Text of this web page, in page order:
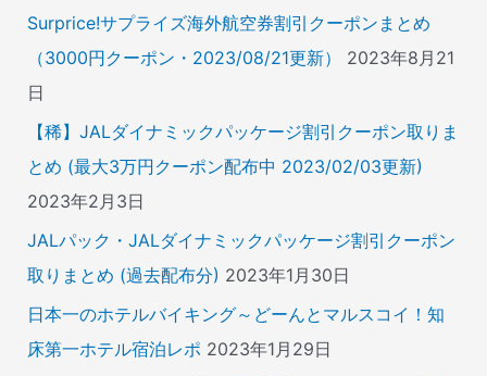
Surprice!サプライズ海外航空券割引クーポンまとめ
（3000円クーポン・2023/08/21更新）
2023年8月21
日
【稀】JALダイナミックパッケージ割引クーポン取りま
とめ (最大3万円クーポン配布中 2023/02/03更新)
2023年2月3日
JALパック・JALダイナミックパッケージ割引クーポン
取りまとめ (過去配布分) 2023年1月30日
日本一のホテルバイキング～どーんとマルスコイ！知
床第一ホテル宿泊レポ 2023年1月29日